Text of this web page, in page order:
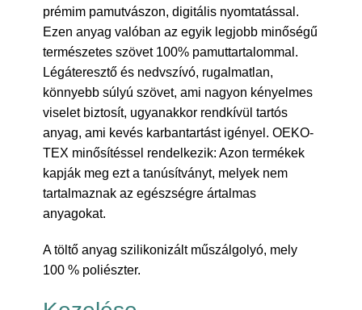
prémim pamutvászon, digitális nyomtatással.
Ezen anyag valóban az egyik legjobb minőségű
természetes szövet 100% pamuttartalommal.
Légáteresztő és nedvszívó, rugalmatlan,
könnyebb súlyú szövet, ami nagyon kényelmes
viselet biztosít, ugyanakkor rendkívül tartós
anyag, ami kevés karbantartást igényel. OEKO-
TEX minősítéssel rendelkezik: Azon termékek
kapják meg ezt a tanúsítványt, melyek nem
tartalmaznak az egészségre ártalmas
anyagokat.
A töltő anyag szilikonizált műszálgolyó, mely
100 % poliészter.